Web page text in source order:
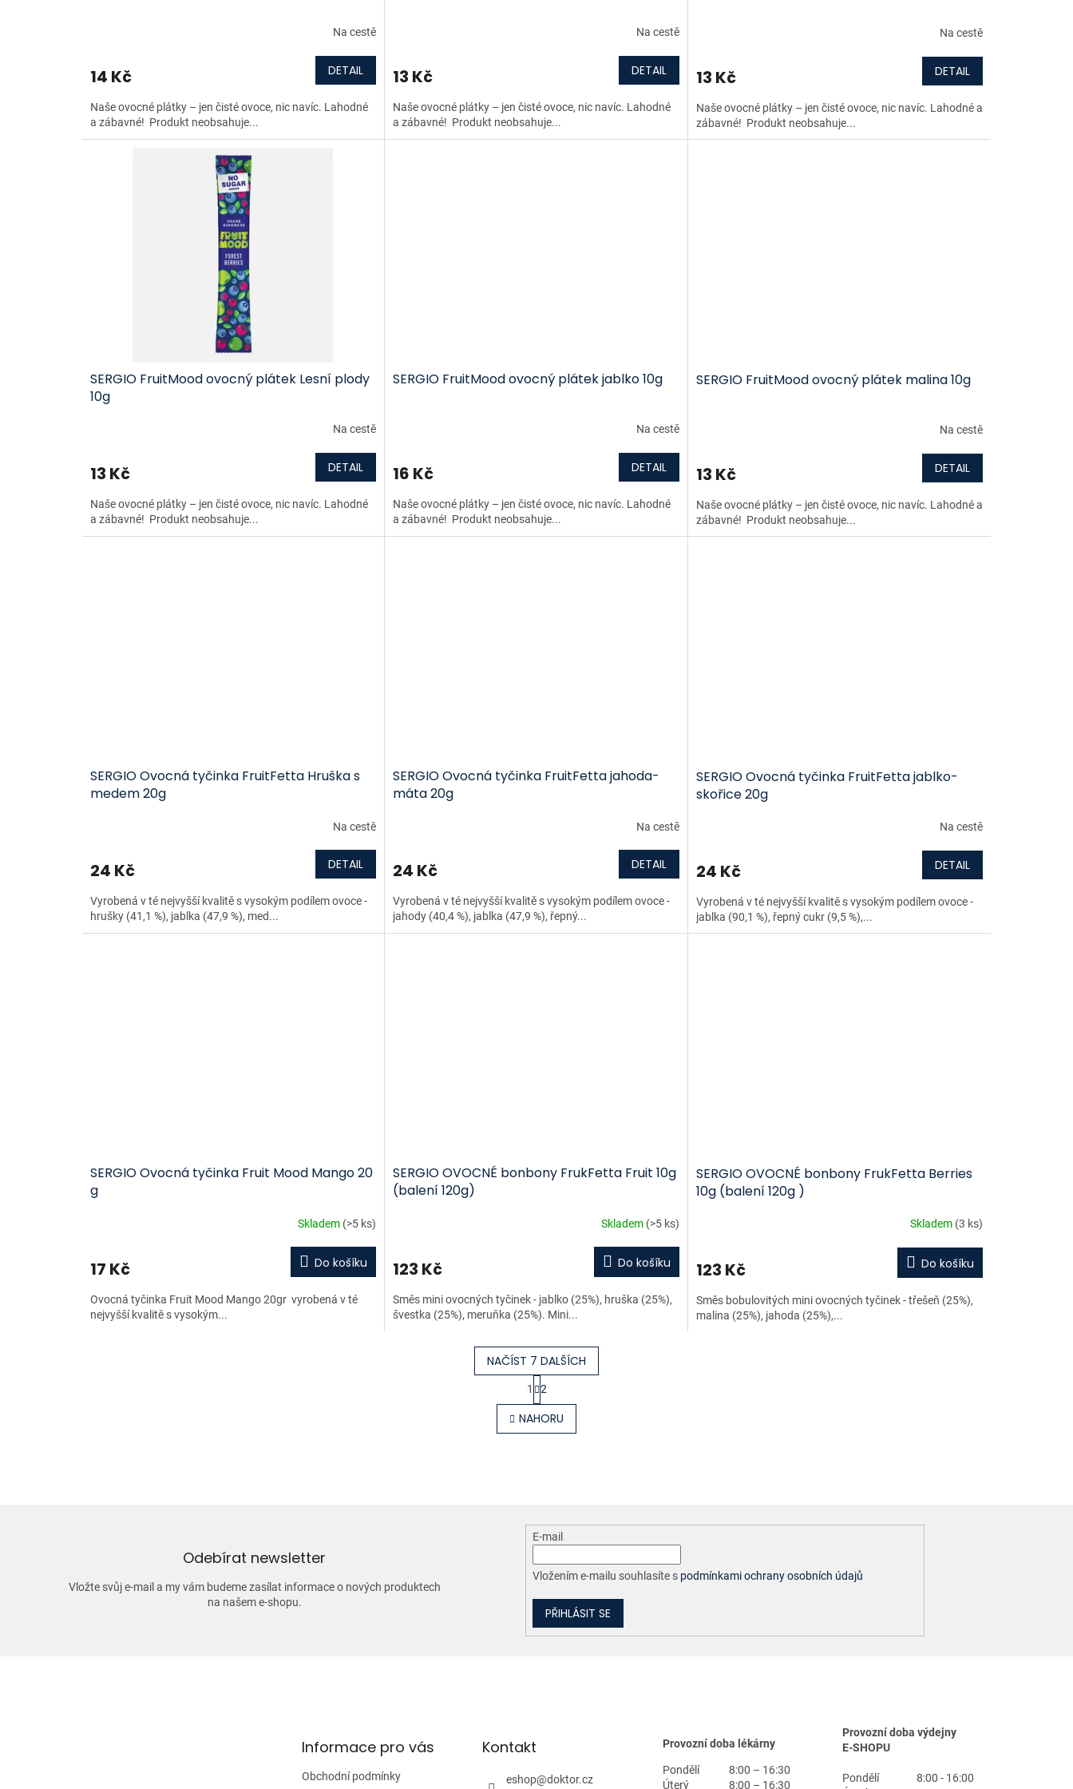
Na cestě
14 Kč DETAIL
Naše ovocné plátky – jen čisté ovoce, nic navíc. Lahodné
a zábavné! Produkt neobsahuje...
Na cestě
13 Kč DETAIL
Naše ovocné plátky – jen čisté ovoce, nic navíc. Lahodné
a zábavné! Produkt neobsahuje...
Na cestě
13 Kč DETAIL
Naše ovocné plátky – jen čisté ovoce, nic navíc. Lahodné a
zábavné! Produkt neobsahuje...
SERGIO FruitMood ovocný plátek Lesní plody
10g
Na cestě
13 Kč DETAIL
Naše ovocné plátky – jen čisté ovoce, nic navíc. Lahodné
a zábavné! Produkt neobsahuje...
SERGIO FruitMood ovocný plátek jablko 10g
Na cestě
16 Kč DETAIL
Naše ovocné plátky – jen čisté ovoce, nic navíc. Lahodné
a zábavné! Produkt neobsahuje...
SERGIO FruitMood ovocný plátek malina 10g
Na cestě
13 Kč DETAIL
Naše ovocné plátky – jen čisté ovoce, nic navíc. Lahodné a
zábavné! Produkt neobsahuje...
SERGIO Ovocná tyčinka FruitFetta Hruška s
medem 20g
Na cestě
24 Kč DETAIL
Vyrobená v té nejvyšší kvalitě s vysokým podílem ovoce -
hrušky (41,1 %), jablka (47,9 %), med...
SERGIO Ovocná tyčinka FruitFetta jahoda-
máta 20g
Na cestě
24 Kč DETAIL
Vyrobená v té nejvyšší kvalitě s vysokým podílem ovoce -
jahody (40,4 %), jablka (47,9 %), řepný...
SERGIO Ovocná tyčinka FruitFetta jablko-
skořice 20g
Na cestě
24 Kč DETAIL
Vyrobená v té nejvyšší kvalitě s vysokým podílem ovoce -
jablka (90,1 %), řepný cukr (9,5 %),...
SERGIO Ovocná tyčinka Fruit Mood Mango 20
g
Skladem (>5 ks)
17 Kč Do košíku
Ovocná tyčinka Fruit Mood Mango 20gr vyrobená v té
nejvyšší kvalitě s vysokým...
SERGIO OVOCNÉ bonbony FrukFetta Fruit 10g
(balení 120g)
Skladem (>5 ks)
123 Kč Do košíku
Směs mini ovocných tyčinek - jablko (25%), hruška (25%),
švestka (25%), meruňka (25%). Mini...
SERGIO OVOCNÉ bonbony FrukFetta Berries
10g (balení 120g )
Skladem (3 ks)
123 Kč Do košíku
Směs bobulovitých mini ovocných tyčinek - třešeň (25%),
malina (25%), jahoda (25%),...
O
v
l
r
v
k
y
p
i
NAČÍST 7 DALŠÍCH
S
t
r
á
n
1 2
NAHORU
Odebírat newsletter
Vložte svůj e-mail a my vám budeme zasílat informace o nových produktech
na našem e-shopu.
E-mail
Vložením e-mailu souhlasíte s podmínkami ochrany osobních údajů
PŘIHLÁSIT SE
Informace pro vás
Obchodní podmínky
Kontakt
eshop@doktor.cz
Provozní doba lékárny
Pondělí
8:00 – 16:30
Úterý
8:00 – 16:30
Provozní doba výdejny
E-SHOPU
Pondělí
8:00 - 16:00